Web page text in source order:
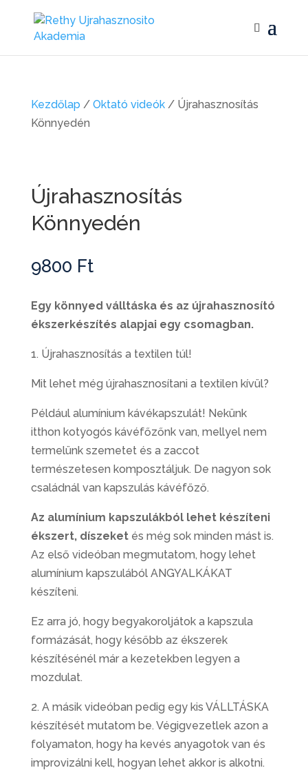
Kezdőlap / Oktató videók/ Újrahasznosítás
Könnyedén
Újrahasznosítás
Könnyedén
9800 Ft
Egy könnyed válltáska és az újrahasznosító
ékszerkészítés alapjai egy csomagban.
1. Újrahasznosítás a textilen túl!
Mit lehet még újrahasznosítani a textilen kívül?
Például alumínium kávékapszulát! Nekünk
itthon kotyogós kávéfőzőnk van, mellyel nem
termelünk szemetet és a zaccot
természetesen komposztáljuk. De nagyon sok
családnál van kapszulás kávéfőző.
Az alumínium kapszulákból lehet készíteni
ékszert, díszeketés még sok minden mást is.
Az első videóban megmutatom, hogy lehet
alumínium kapszulából ANGYALKÁKAT
készíteni.
Ez arra jó, hogy begyakoroljátok a kapszula
formázását, hogy később az ékszerek
készítésénél már a kezetekben legyen a
mozdulat.
2. A másik videóban pedig egy kis VÁLLTÁSKA
készítését mutatom be. Végigvezetlek azon a
folyamaton, hogy ha kevés anyagotok van és
improvizálni kell, hogyan lehet akkor is alkotni.